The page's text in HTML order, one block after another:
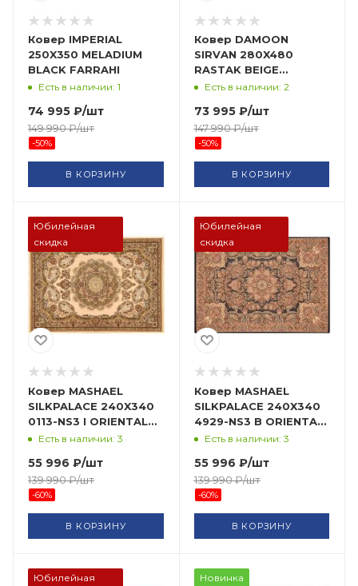
Ковер IMPERIAL
250X350 MELADIUM
BLACK FARRAHI
Есть в наличии: 1
74 995 ₽/шт
149 990₽/шт
-50%
В КОРЗИНУ
Ковер DAMOON
SIRVAN 280X480
RASTAK BEIGE
FARRAHI
Есть в наличии: 2
73 995₽/шт
147 990₽/шт
-50%
В КОРЗИНУ
Юбилейная
скидка
Ковер MASHAEL
SILKPALACE 240X340
0113-NS3 I ORIENTAL
WEAVERS
Есть в наличии: 3
55 996 ₽/шт
139 990₽/шт
-60%
В КОРЗИНУ
Юбилейная
скидка
Ковер MASHAEL
SILKPALACE 240X340
4929-NS3 B ORIENTAL
WEAVERS
Есть в наличии: 3
55 996 ₽/шт
139 990₽/шт
-60%
В КОРЗИНУ
Юбилейная
Новинка